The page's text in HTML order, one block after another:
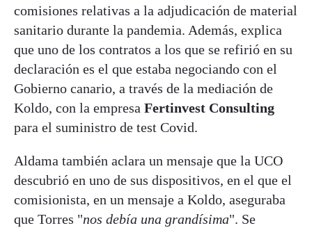
comisiones relativas a la adjudicación de material
sanitario durante la pandemia. Además, explica
que uno de los contratos a los que se refirió en su
declaración es el que estaba negociando con el
Gobierno canario, a través de la mediación de
Koldo, con la empresa Fertinvest Consulting
para el suministro de test Covid.
Aldama también aclara un mensaje que la UCO
descubrió en uno de sus dispositivos, en el que el
comisionista, en un mensaje a Koldo, aseguraba
que Torres "nos debía una grandísima". Se